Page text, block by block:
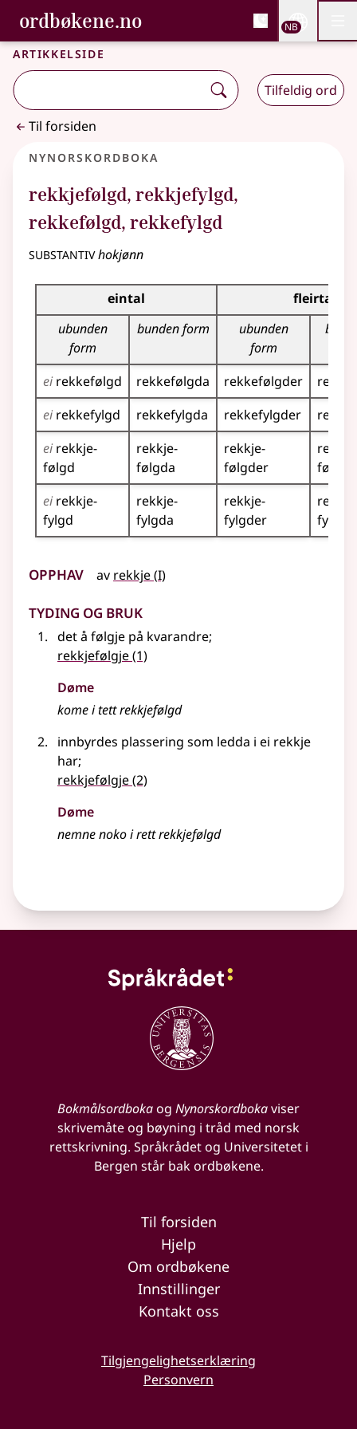
Gå til hovedinnhold
Tilgjengelighet
ordbøkene.no, Bokmålsordboka og
Bokmålsordboka og Nynorskordboka
NB
Artikkelside
Tilfeldig ord
Til forsiden
Nynorskordboka
rekkjefølgd, rekkjefylgd,
rekkefølgd, rekkefylgd
substantivhokjønn
Bøyningstabell for dette substantivet
eintal
fleirtal
ubunden
form
bunden form
ubunden
form
ei rekkefølgd rekkefølgda rekkefølgder
ei rekkefylgd rekkefylgda rekkefylgder
ei rekkje­
følgd
rekkje­
følgda
rekkje­
følgder
ei rekkje­
fylgd
rekkje­
fylgda
rekkje­
fylgder
Opphav av rekkje(1
I)
Tyding og bruk
det å følgje på kvarandre;
rekkjefølgje(1)
Døme
kome i tettrekkjefølgd
innbyrdes plassering som ledda i ei rekkje
har;
rekkjefølgje(2)
Døme
nemne noko i rettrekkjefølgd
Bokmålsordbokaog Nynorskordbokaviser
skrivemåte og bøyning i tråd med norsk
rettskrivning. Språkrådet og Universitetet i
Bergen står bak ordbøkene.
Til forsiden
Hjelp
Om ordbøkene
Innstillinger
Kontakt oss
Tilgjengelighetserklæring
Personvern